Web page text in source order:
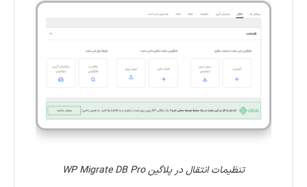
تنظیمات انتقال در پلاگین WP Migrate DB Pro